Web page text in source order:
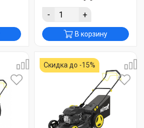
- +
В корзину
Скидка до -15%